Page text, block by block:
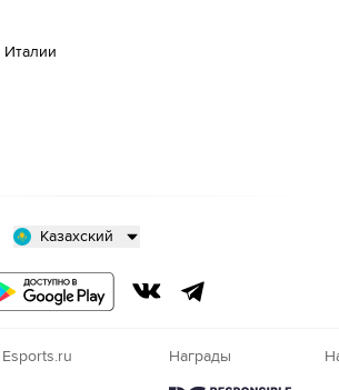
Италии
Казахский
Русский
Nigeria
Esports.ru Награды